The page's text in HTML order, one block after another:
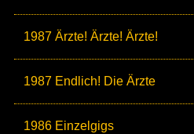
1987 Ärzte! Ärzte! Ärzte!
1987 Endlich! Die Ärzte
1986 Einzelgigs